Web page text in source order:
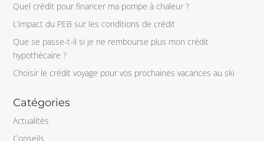
Quel crédit pour financer ma pompe à chaleur ?
L’impact du PEB sur les conditions de crédit
Que se passe-t-il si je ne rembourse plus mon crédit
hypothécaire ?
Choisir le crédit voyage pour vos prochaines vacances au ski
Catégories
Actualités
Conseils